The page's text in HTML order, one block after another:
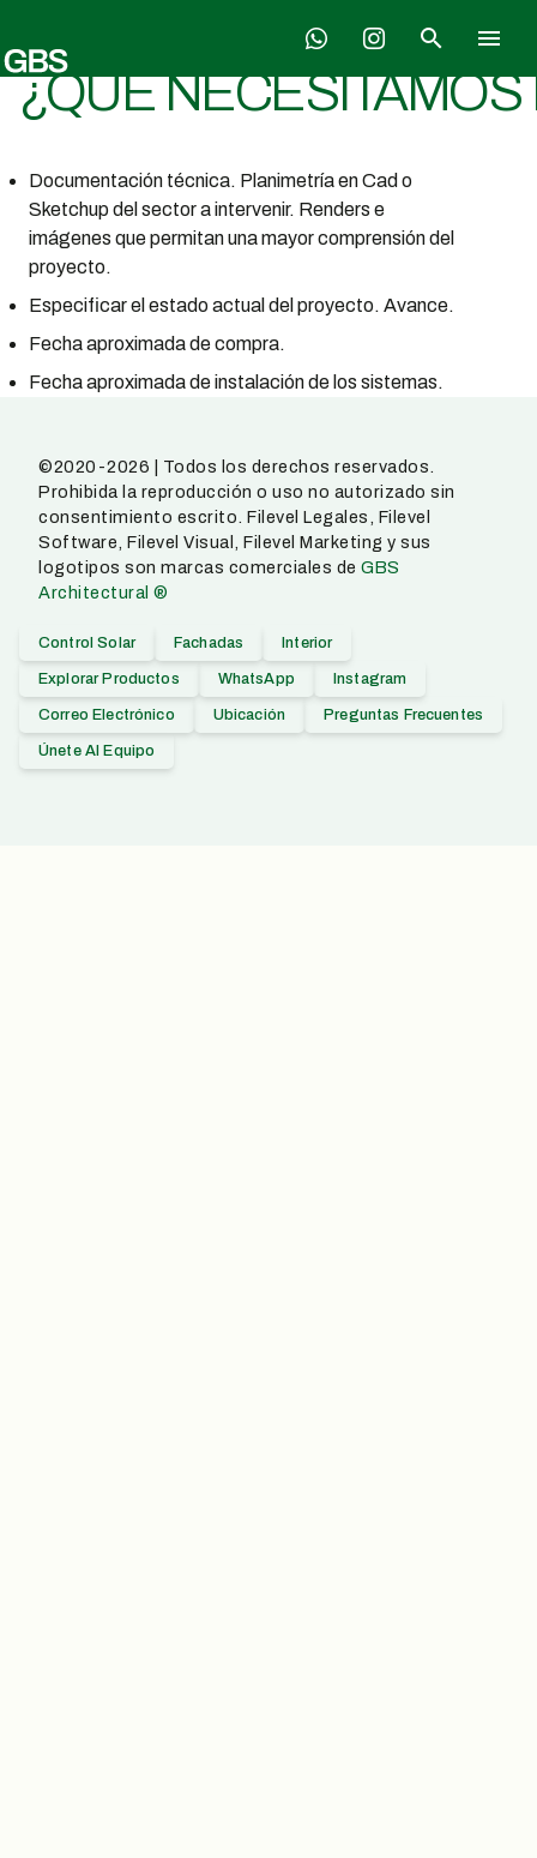
content
search menu
¿QUÉ
Documentación técnica. Planimetría en Cad o
Sketchup del sector a intervenir. Renders e
imágenes que permitan una mayor comprensión del
proyecto.
Especificar el estado actual del proyecto. Avance.
Fecha aproximada de compra.
Fecha aproximada de instalación de los sistemas.
©2020-2026 | Todos los derechos reservados.
Prohibida la reproducción o uso no autorizado sin
consentimiento escrito. Filevel Legales, Filevel
Software, Filevel Visual, Filevel Marketing y sus
logotipos son marcas comerciales de GBS
Architectural ®
Control Solar Fachadas Interior
Explorar Productos WhatsApp Instagram
Correo Electrónico Ubicación Preguntas Frecuentes
Únete Al Equipo